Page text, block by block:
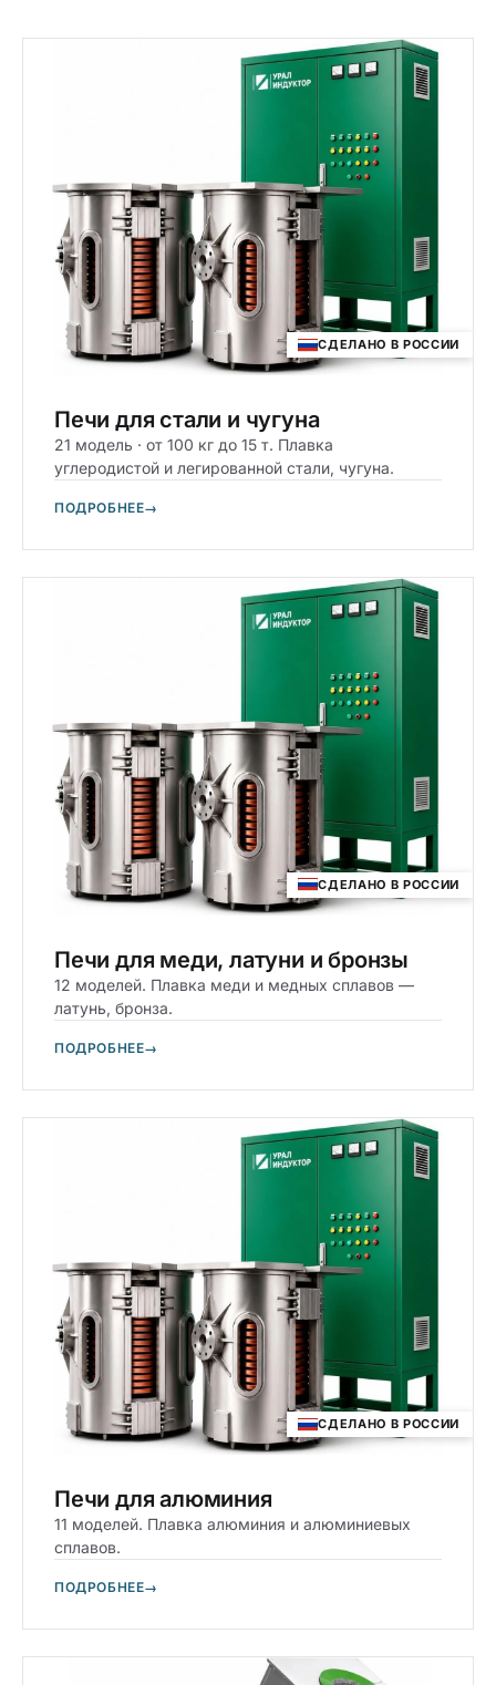
СДЕЛАНО В РОССИИ
Печи для стали и чугуна
21 модель · от 100 кг до 15 т. Плавка
углеродистой и легированной стали, чугуна.
ПОДРОБНЕЕ→
СДЕЛАНО В РОССИИ
Печи для меди, латуни и бронзы
12 моделей. Плавка меди и медных сплавов —
латунь, бронза.
ПОДРОБНЕЕ→
СДЕЛАНО В РОССИИ
Печи для алюминия
11 моделей. Плавка алюминия и алюминиевых
сплавов.
ПОДРОБНЕЕ→